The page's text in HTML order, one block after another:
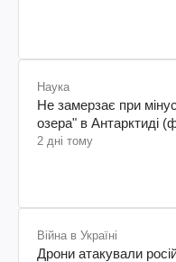
Наука
Не замерзає при
озера" в Антарктиді
2 дні тому
Війна в Україні
Дрони атакували